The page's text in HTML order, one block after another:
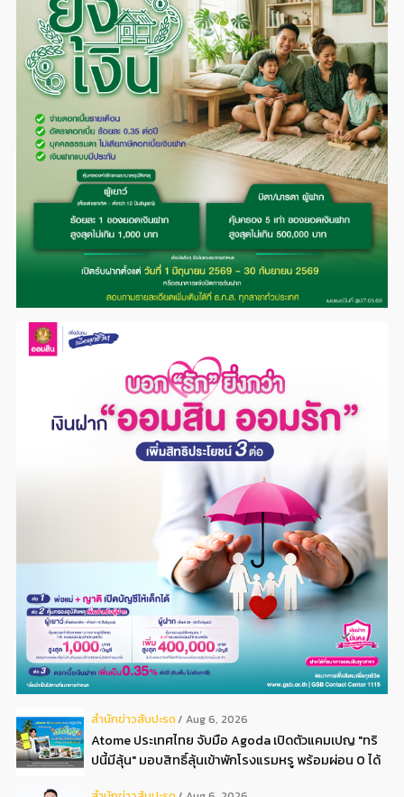
สํานักข่าวสับปะรด Aug 6, 2026
Atome ประเทศไทย จับมือ Agoda เปิดตัวแคมเปญ "ทริ
ปนี้มีลุ้น" มอบสิทธิ์ลุ้นเข้าพักโรงแรมหรู พร้อมผ่อน 0 ได้